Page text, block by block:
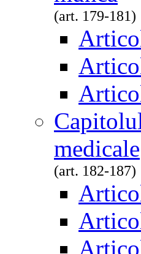
(art. 179-181)
medicale
(art. 182-187)